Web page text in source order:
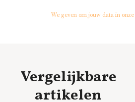
We geven om jouw data in onze
Vergelijkbare
artikelen